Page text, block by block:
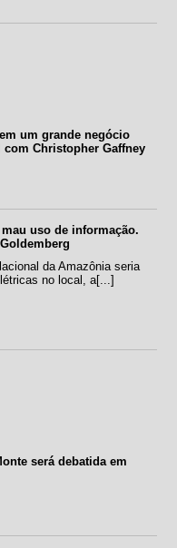
um grande negócio
Christopher Gaffney
uso de informação.
da Amazônia seria
no local, a[...]
será debatida em